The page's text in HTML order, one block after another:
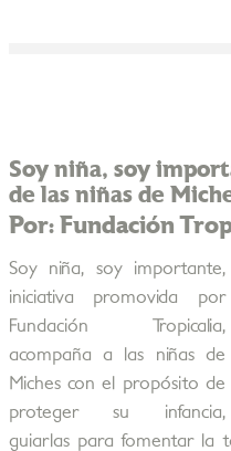
Soy niña, soy
de las niñas de
Por: Fundación
Soy niña, soy importante,
iniciativa promovida por
Fundación Tropicalia,
acompaña a las niñas de
Miches con el propósito de
proteger su infancia,
guiarlas para fomentar la